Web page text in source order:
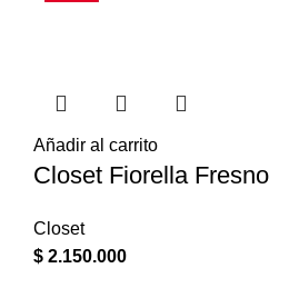
Añadir al carrito
Closet Fiorella Fresno
Closet
$ 2.150.000